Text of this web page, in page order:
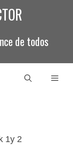
de todos
1y 2